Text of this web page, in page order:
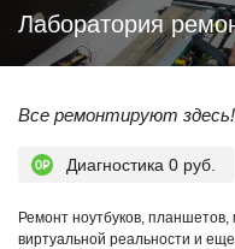
Лаборатория
Все ремонтируют
Диагностика 0 руб.
Ремонт ноутбуков,
виртуальной реальности и